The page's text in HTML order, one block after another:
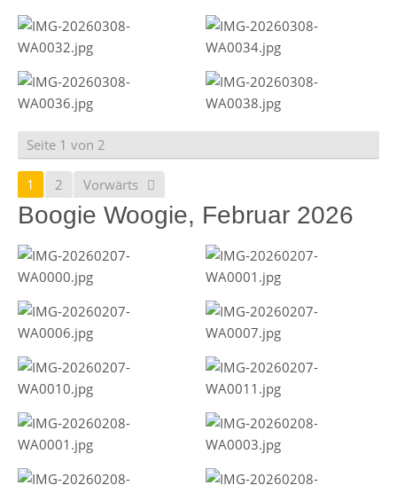
Seite 1 von 2
1 2 Vorwärts
Boogie Woogie, Februar 2026